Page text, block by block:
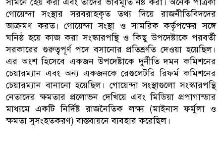
গোয়েন্দা সংস্থার সরবরাহকৃত তথ্য দিয়ে রাজনীতিবিদদের
আক্রমণ করত। গোয়েন্দা সংস্থা ও সামরিক কর্তৃপক্ষের সঙ্গে
ঘনিষ্ঠ হয়ে কাজ করা সংস্কারপন্থি ও কিছু উপদেষ্টাকে পরবর্তী
সরকারের গুরুত্বপূর্ণ পদে বসানোর প্রতিশ্রুতি দেওয়া হয়েছিল।
এর অংশ হিসেবে একজন উপদেষ্টাকে দুর্নীতি দমন কমিশনের
চেয়ারম্যান এবং অন্য একজনকে রেগুলেটরি রিফর্ম কমিশনের
চেয়ারম্যান বানানো হয়েছিল। গোয়েন্দা সংস্থাগুলো সংস্কারপন্থি
নেতাদের ক্ষমতার প্রলোভন দেখিয়ে এবং মিডিয়া প্রপাগান্ডার
মাধ্যমে একটি নির্দিষ্ট রাজনৈতিক লক্ষ্য (মাইনাস ফর্মুলা ও
ক্ষমতা সুসংহতকরণ) বাস্তবায়নে ব্যবহার করেছিল।